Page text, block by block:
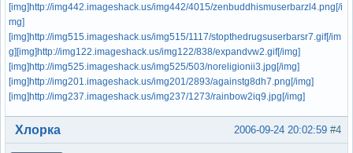
[img]http://img442.imageshack.us/img442/4015/zenbuddhismuserbarzl4.png[/i
mg]
[img]http://img515.imageshack.us/img515/1117/stopthedrugsuserbarsr7.gif[/im
g][img]http://img122.imageshack.us/img122/838/expandvw2.gif[/img]
[img]http://img525.imageshack.us/img525/503/noreligionii3.jpg[/img]
[img]http://img201.imageshack.us/img201/2893/againstg8dh7.png[/img]
[img]http://img237.imageshack.us/img237/1273/rainbow2iq9.jpg[/img]
Вне форума #4
2006-09-24 20:02:59
Хлорка